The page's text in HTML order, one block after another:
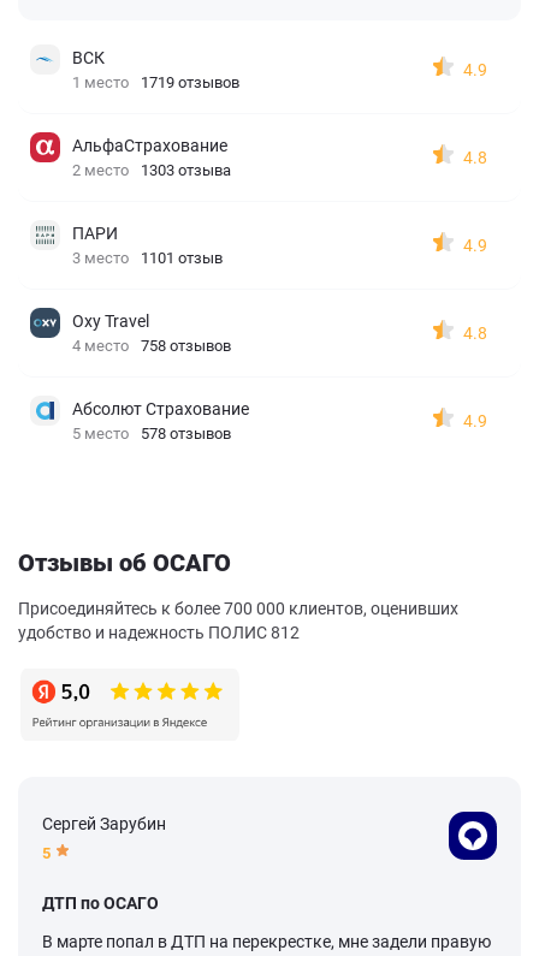
ВСК
1 место 1719 отзывов
4.9
АльфаСтрахование
2 место 1303 отзыва
4.8
ПАРИ
3 место 1101 отзыв
4.9
Oxy Travel
4 место 758 отзывов
4.8
Абсолют Страхование
5 место 578 отзывов
4.9
Отзывы об ОСАГО
Присоединяйтесь к более 700 000 клиентов, оценивших
удобство и надежность ПОЛИС 812
Сергей Зарубин
5
ДТП по ОСАГО
В марте попал в ДТП на перекрестке, мне задели правую